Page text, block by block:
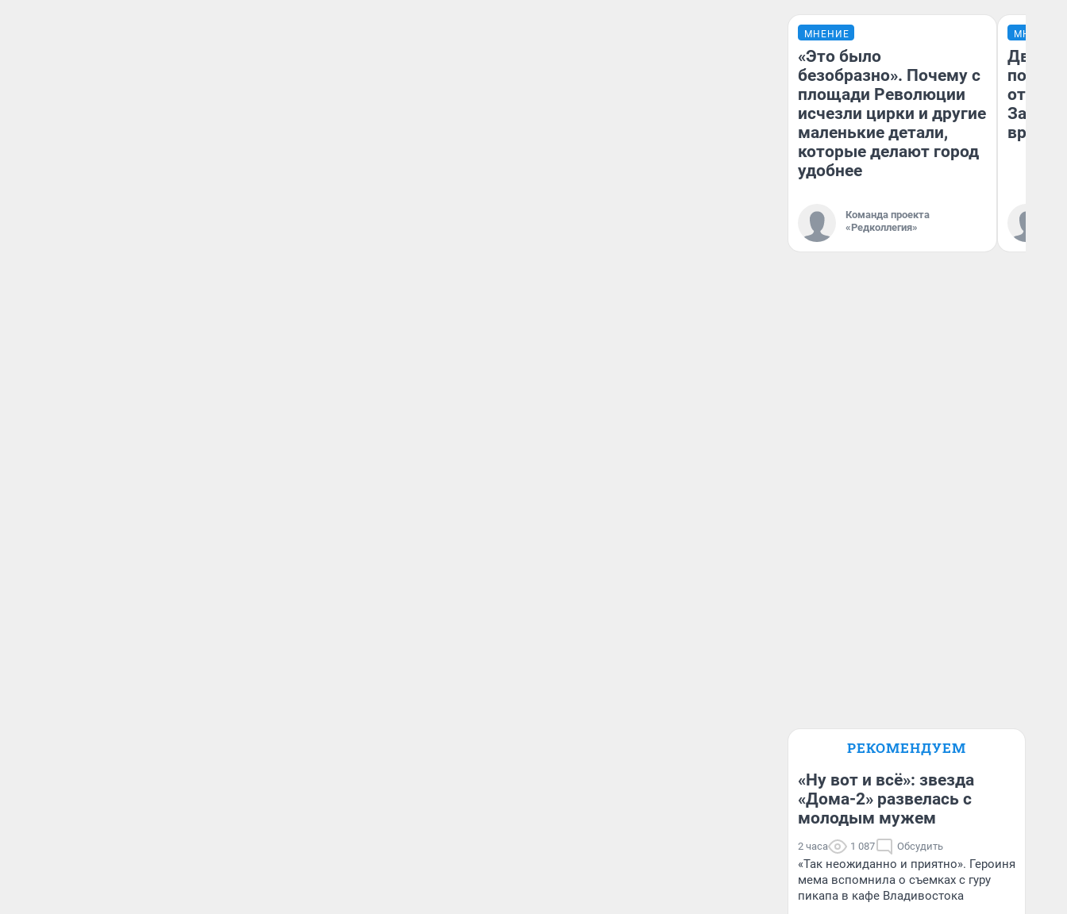
МНЕНИЕ
«Это было
безобразно». Почему с
площади Революции
исчезли цирки и другие
маленькие детали,
которые делают город
удобнее
Команда проекта
«Редколлегия»
МНЕНИЕ
Два
от 100
врачей
РЕКОМЕНДУЕМ
«Ну вот и всё»: звезда
«Дома-2» развелась с
молодым мужем
2 часа 1 087 Обсудить
«Так неожиданно и приятно». Героиня
мема вспомнила о съемках с гуру
пикапа в кафе Владивостока